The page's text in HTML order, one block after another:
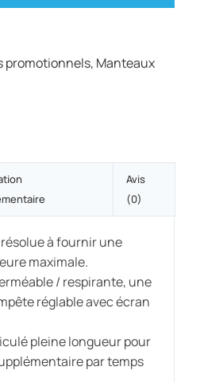
promotionnels, Manteaux
Avis
(0)
à fournir une
maximale.
/ respirante, une
réglable avec écran
pleine longueur pour
par temps